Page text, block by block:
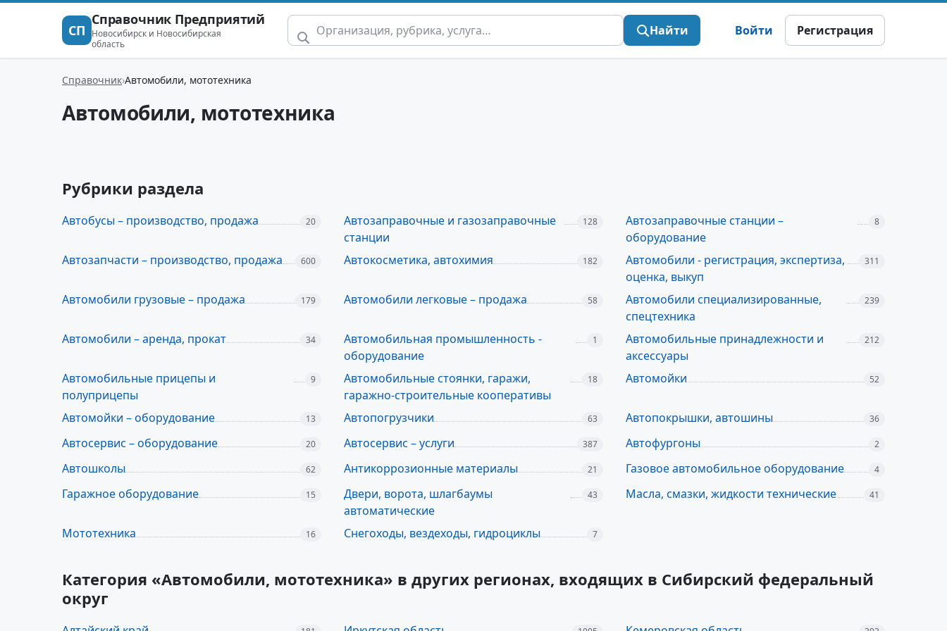
СП
Справочник Предприятий
Новосибирск и Новосибирская
область
Найти Войти Регистрация
Справочник Автомобили, мототехника
Автомобили, мототехника
Рубрики раздела
Автобусы – производство, продажа 20
Автозаправочные и газозаправочные
станции
128
Автозаправочные станции –
оборудование
8
Автозапчасти – производство, продажа 600 Автокосметика, автохимия 182
Автомобили - регистрация, экспертиза,
оценка, выкуп
311
Автомобили грузовые – продажа 179 Автомобили легковые – продажа 58
Автомобили специализированные,
спецтехника
239
Автомобили – аренда, прокат 34
Автомобильная промышленность -
оборудование
1
Автомобильные принадлежности и
аксессуары
212
Автомобильные прицепы и
полуприцепы
9
Автомобильные стоянки, гаражи,
гаражно-строительные кооперативы
18 Автомойки 52
Автомойки – оборудование 13 Автопогрузчики 63 Автопокрышки, автошины 36
Автосервис – оборудование 20 Автосервис – услуги 387 Автофургоны 2
Автошколы 62 Антикоррозионные материалы 21 Газовое автомобильное оборудование 4
Гаражное оборудование 15
Двери, ворота, шлагбаумы
автоматические
43 Масла, смазки, жидкости технические 41
Мототехника 16 Снегоходы, вездеходы, гидроциклы 7
Категория «Автомобили, мототехника» в других регионах, входящих в Сибирский федеральный
округ